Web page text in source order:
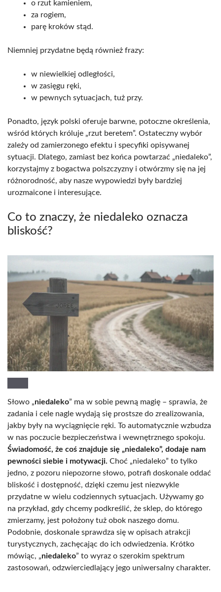
o rzut kamieniem,
za rogiem,
parę kroków stąd.
Niemniej przydatne będą również frazy:
w niewielkiej odległości,
w zasięgu ręki,
w pewnych sytuacjach, tuż przy.
Ponadto, język polski oferuje barwne, potoczne określenia,
wśród których króluje „rzut beretem”. Ostateczny wybór
zależy od zamierzonego efektu i specyfiki opisywanej
sytuacji. Dlatego, zamiast bez końca powtarzać „niedaleko”,
korzystajmy z bogactwa polszczyzny i otwórzmy się na jej
różnorodność, aby nasze wypowiedzi były bardziej
urozmaicone i interesujące.
Co to znaczy, że niedaleko oznacza
bliskość?
Słowo „niedaleko” ma w sobie pewną magię – sprawia, że
zadania i cele nagle wydają się prostsze do zrealizowania,
jakby były na wyciągnięcie ręki. To automatycznie wzbudza
w nas poczucie bezpieczeństwa i wewnętrznego spokoju.
Świadomość, że coś znajduje się „niedaleko”, dodaje nam
pewności siebie i motywacji. Choć „niedaleko” to tylko
jedno, z pozoru niepozorne słowo, potrafi doskonale oddać
bliskość i dostępność, dzięki czemu jest niezwykle
przydatne w wielu codziennych sytuacjach. Używamy go
na przykład, gdy chcemy podkreślić, że sklep, do którego
zmierzamy, jest położony tuż obok naszego domu.
Podobnie, doskonale sprawdza się w opisach atrakcji
turystycznych, zachęcając do ich odwiedzenia. Krótko
mówiąc, „niedaleko” to wyraz o szerokim spektrum
zastosowań, odzwierciedlający jego uniwersalny charakter.